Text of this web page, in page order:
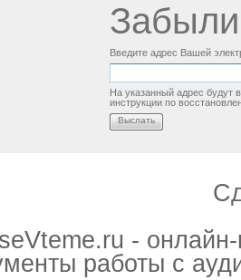
Введите адрес Вашей
На указанный адрес будут
инструкции по
Выслать
-
работы с